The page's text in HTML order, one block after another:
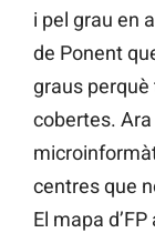
i pel grau en
de Ponent
graus
cobertes.
centres que
El mapa